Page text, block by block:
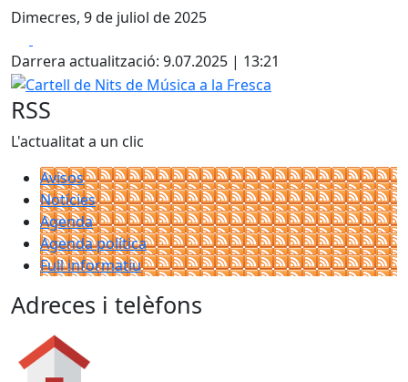
Dimecres, 9 de juliol de 2025
Darrera actualització: 9.07.2025 | 13:21
Cartell de Nits de Música a la Fresca
RSS
L'actualitat a un clic
Avisos
Notícies
Agenda
Agenda política
Full informatiu
Adreces i telèfons